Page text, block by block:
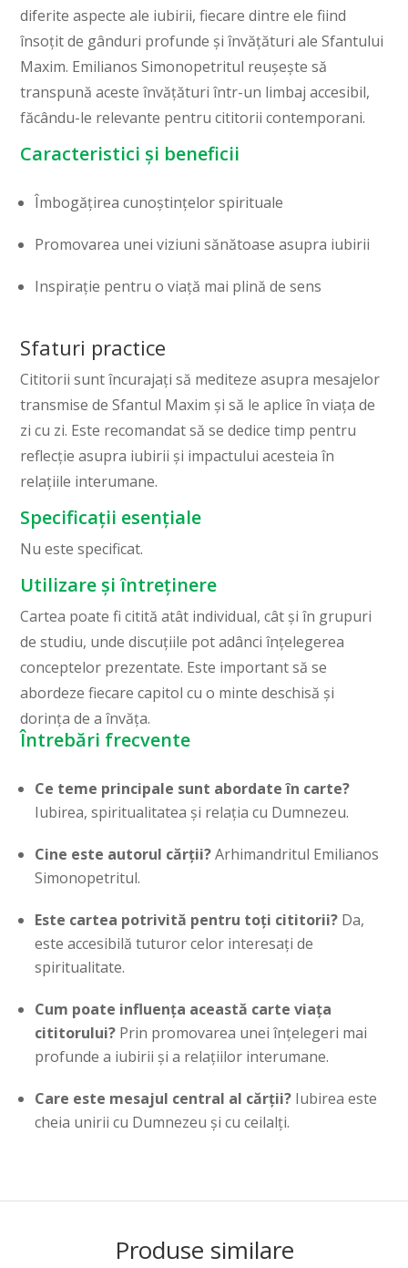
diferite aspecte ale iubirii, fiecare dintre ele fiind
însoțit de gânduri profunde și învățături ale Sfantului
Maxim. Emilianos Simonopetritul reușește să
transpună aceste învățături într-un limbaj accesibil,
făcându-le relevante pentru cititorii contemporani.
Caracteristici și beneficii
Îmbogățirea cunoștințelor spirituale
Promovarea unei viziuni sănătoase asupra iubirii
Inspirație pentru o viață mai plină de sens
Sfaturi practice
Cititorii sunt încurajați să mediteze asupra mesajelor
transmise de Sfantul Maxim și să le aplice în viața de
zi cu zi. Este recomandat să se dedice timp pentru
reflecție asupra iubirii și impactului acesteia în
relațiile interumane.
Specificații esențiale
Nu este specificat.
Utilizare și întreținere
Cartea poate fi citită atât individual, cât și în grupuri
de studiu, unde discuțiile pot adânci înțelegerea
conceptelor prezentate. Este important să se
abordeze fiecare capitol cu o minte deschisă și
dorința de a învăța.
Întrebări frecvente
Ce teme principale sunt abordate în carte?
Iubirea, spiritualitatea și relația cu Dumnezeu.
Cine este autorul cărții?Arhimandritul Emilianos
Simonopetritul.
Este cartea potrivită pentru toți cititorii? Da,
este accesibilă tuturor celor interesați de
spiritualitate.
Cum poate influența această carte viața
cititorului? Prin promovarea unei înțelegeri mai
profunde a iubirii și a relațiilor interumane.
Care este mesajul central al cărții? Iubirea este
cheia unirii cu Dumnezeu și cu ceilalți.
Produse similare